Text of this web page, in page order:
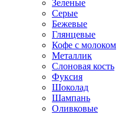
Зеленые
Серые
Бежевые
Глянцевые
Кофе с молоком
Металлик
Слоновая кость
Фуксия
Шоколад
Шампань
Оливковые